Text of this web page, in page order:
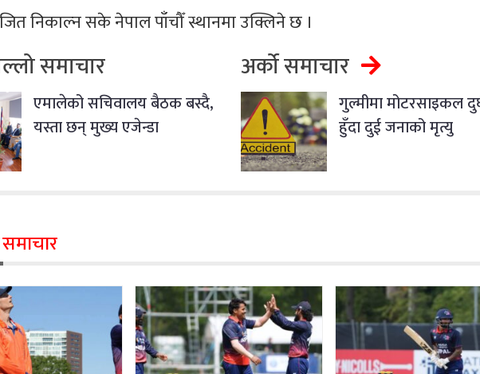
निकाल्न सके नेपाल पाँचौँ स्थानमा उक्लिने छ ।
समाचार
एमालेको सचिवालय बैठक बस्दै,
यस्ता छन् मुख्य एजेन्डा
अर्को समाचार
गुल्मीमा मोटरसाइकल
हुँदा दुई जनाको मृत्यु